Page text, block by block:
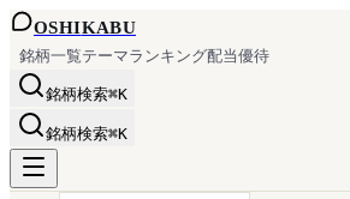
OSHIKABU
銘柄一覧テーマランキング配当優待
銘柄検索⌘K
銘柄検索⌘K